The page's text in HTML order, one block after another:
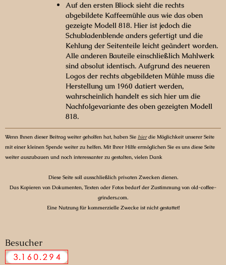
Auf den ersten Bliock sieht die rechts
abgebildete Kaffeemühle aus wie das oben
gezeigte Modell 818. Hier ist jedoch die
Schubladenblende anders gefertigt und die
Kehlung der Seitenteile leicht geändert worden.
Alle anderen Bauteile einschließlich Mahlwerk
sind absolut identisch. Aufgrund des neueren
Logos der rechts abgebildeten Mühle muss die
Herstellung um 1960 datiert werden,
wahrscheinlich handelt es sich hier um die
Nachfolgevariante des oben gezeigten Modell
818.
Wenn Ihnen dieser Beitrag weiter geholfen hat, haben Sie hierdie Möglichkeit unserer Seite
mit einer kleinen Spende weiter zu helfen. Mit Ihrer Hilfe ermöglichen Sie es uns diese Seite
weiter auszubauen und noch interessanter zu gestalten, vielen Dank
Diese Seite soll ausschließlich privaten Zwecken dienen.
Das Kopieren von Dokumenten, Texten oder Fotos bedarf der Zustimmung von old-coffee-
grinders.com.
Eine Nutzung für kommerzielle Zwecke ist nicht gestattet!
Besucher